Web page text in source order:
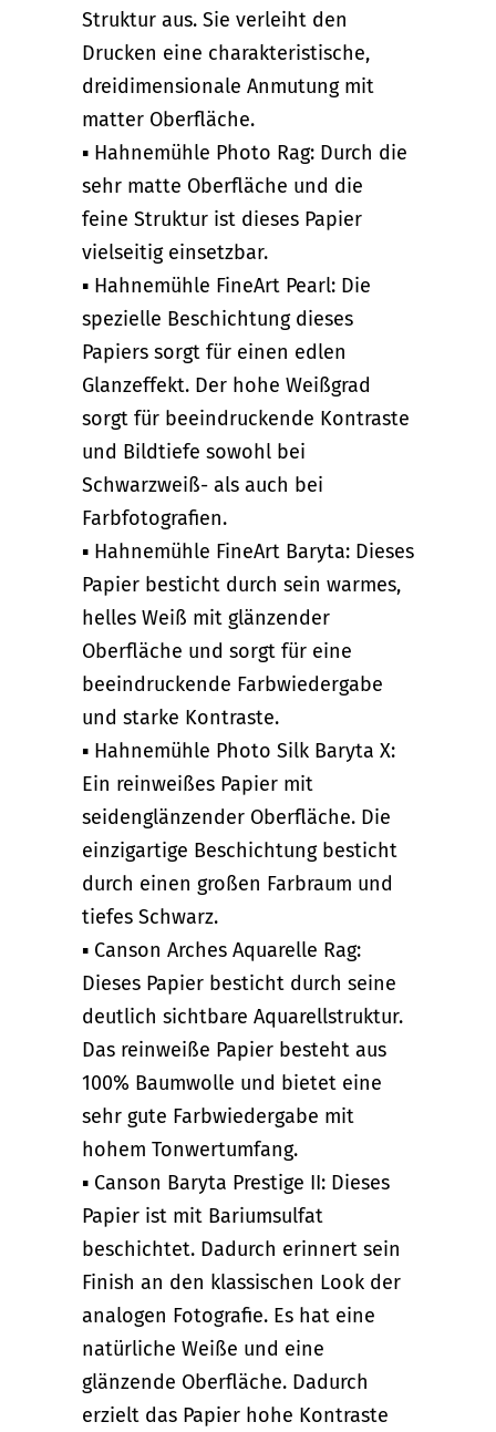
Struktur aus. Sie verleiht den
Drucken eine charakteristische,
dreidimensionale Anmutung mit
matter Oberfläche.
▪ Hahnemühle Photo Rag: Durch die
sehr matte Oberfläche und die
feine Struktur ist dieses Papier
vielseitig einsetzbar.
▪ Hahnemühle FineArt Pearl: Die
spezielle Beschichtung dieses
Papiers sorgt für einen edlen
Glanzeffekt. Der hohe Weißgrad
sorgt für beeindruckende Kontraste
und Bildtiefe sowohl bei
Schwarzweiß- als auch bei
Farbfotografien.
▪ Hahnemühle FineArt Baryta: Dieses
Papier besticht durch sein warmes,
helles Weiß mit glänzender
Oberfläche und sorgt für eine
beeindruckende Farbwiedergabe
und starke Kontraste.
▪ Hahnemühle Photo Silk Baryta X:
Ein reinweißes Papier mit
seidenglänzender Oberfläche. Die
einzigartige Beschichtung besticht
durch einen großen Farbraum und
tiefes Schwarz.
▪ Canson Arches Aquarelle Rag:
Dieses Papier besticht durch seine
deutlich sichtbare Aquarellstruktur.
Das reinweiße Papier besteht aus
100% Baumwolle und bietet eine
sehr gute Farbwiedergabe mit
hohem Tonwertumfang.
▪ Canson Baryta Prestige II: Dieses
Papier ist mit Bariumsulfat
beschichtet. Dadurch erinnert sein
Finish an den klassischen Look der
analogen Fotografie. Es hat eine
natürliche Weiße und eine
glänzende Oberfläche. Dadurch
erzielt das Papier hohe Kontraste